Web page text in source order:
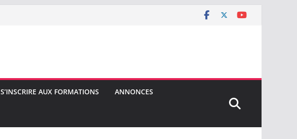
S’INSCRIRE AUX FORMATIONS ANNONCES